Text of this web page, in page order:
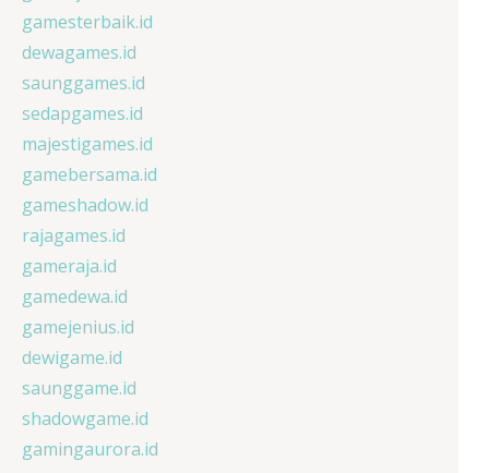
gamesterbaik.id
dewagames.id
saunggames.id
sedapgames.id
majestigames.id
gamebersama.id
gameshadow.id
rajagames.id
gameraja.id
gamedewa.id
gamejenius.id
dewigame.id
saunggame.id
shadowgame.id
gamingaurora.id